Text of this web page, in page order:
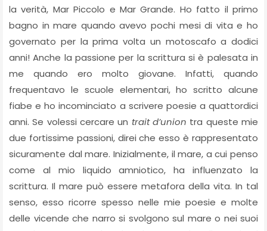
la verità, Mar Piccolo e Mar Grande. Ho fatto il primo
bagno in mare quando avevo pochi mesi di vita e ho
governato per la prima volta un motoscafo a dodici
anni! Anche la passione per la scrittura si è palesata in
me quando ero molto giovane. Infatti, quando
frequentavo le scuole elementari, ho scritto alcune
fiabe e ho incominciato a scrivere poesie a quattordici
anni. Se volessi cercare un trait d’union tra queste mie
due fortissime passioni, direi che esso è rappresentato
sicuramente dal mare. Inizialmente, il mare, a cui penso
come al mio liquido amniotico, ha influenzato la
scrittura. Il mare può essere metafora della vita. In tal
senso, esso ricorre spesso nelle mie poesie e molte
delle vicende che narro si svolgono sul mare o nei suoi